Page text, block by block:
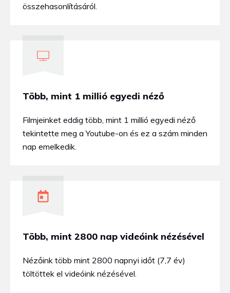
összehasonlításáról.
Több, mint 1 millió egyedi néző
Filmjeinket eddig több, mint 1 millió egyedi néző
tekintette meg a Youtube-on és ez a szám minden
nap emelkedik.
Több, mint 2800 nap videóink nézésével
Nézőink több mint 2800 napnyi időt (7,7 év)
töltöttek el videóink nézésével.